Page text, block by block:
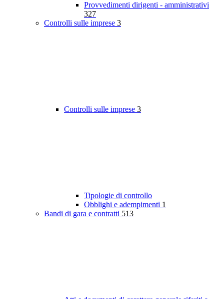
Provvedimenti dirigenti - amministrativi
327
Controlli sulle imprese 3
Controlli sulle imprese 3
Tipologie di controllo
Obblighi e adempimenti 1
Bandi di gara e contratti 513